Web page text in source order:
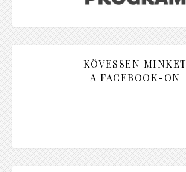
KÖVESSEN MINKET
A FACEBOOK-ON